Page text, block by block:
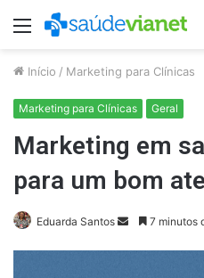
Menu
Início / Marketing para Clínicas
Marketing para Clínicas Geral
Marketing em
para um bom
Eduarda Santos
Mande7 minutos